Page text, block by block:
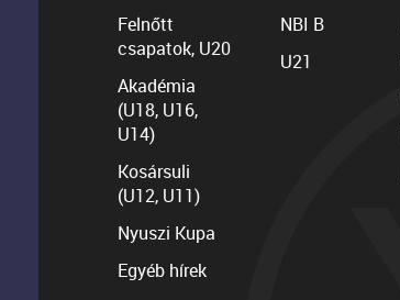
Felnőtt
csapatok, U20
Akadémia
(U18, U16,
U14)
Kosársuli
(U12, U11)
Nyuszi Kupa
Egyéb hírek
NBI B
U21